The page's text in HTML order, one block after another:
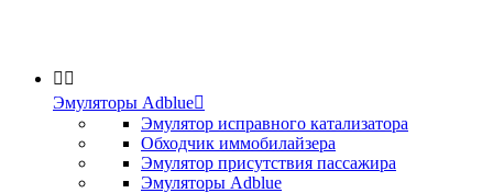
 
Эмуляторы Adblue
Эмулятор исправного катализатора
Обходчик иммобилайзера
Эмулятор присутствия пассажира
Эмуляторы Adblue